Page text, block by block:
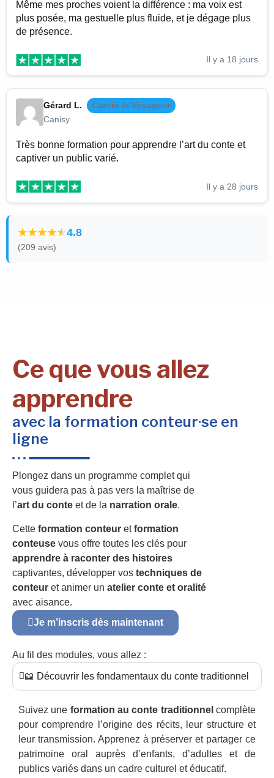
Même mes proches voient la différence : ma voix est
plus posée, ma gestuelle plus fluide, et je dégage plus
de présence.
Il y a 18 jours
Gérard L.
Cantin le Voyageur
Canisy
Très bonne formation pour apprendre l’art du conte et
captiver un public varié.
Il y a 28 jours
4.8
(209 avis)
Ce que vous allez
apprendre
avec la formation conteur·se en
ligne
Plongez dans un programme complet qui
vous guidera pas à pas vers la maîtrise de
l’art du conte et de la narration orale.
Cette formation conteur etformation
conteuse vous offre toutes les clés pour
apprendre à raconter des histoires
captivantes, développer vos techniques de
conteur et animer un atelier conte et oralité
avec aisance.
Je m’inscris dès maintenant
Au fil des modules, vous allez :
📖 Découvrir les fondamentaux du conte traditionnel
Suivez une formation au conte traditionnel complète
pour comprendre l’origine des récits, leur structure et
leur transmission. Apprenez à préserver et partager ce
patrimoine oral auprès d’enfants, d’adultes et de
publics variés dans un cadre culturel et éducatif.